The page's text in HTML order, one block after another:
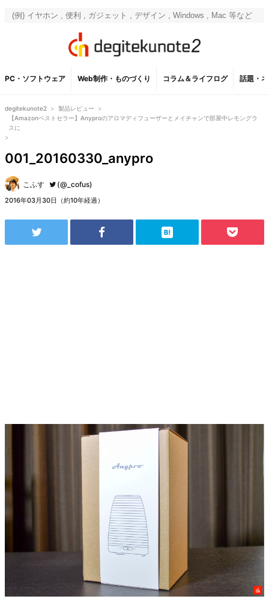
PC・ソフトウェア Web制作・ものづくり コラム＆ライフログ 話題・
degitekunote2 > 製品レビュー
>
【Amazonベストセラー】Anyproのアロマディフューザーとメイチャンで部屋中レモングラ
スに
>
001_20160330_anypro
こふす (@_cofus)
2016年03月30日（約10年経過）